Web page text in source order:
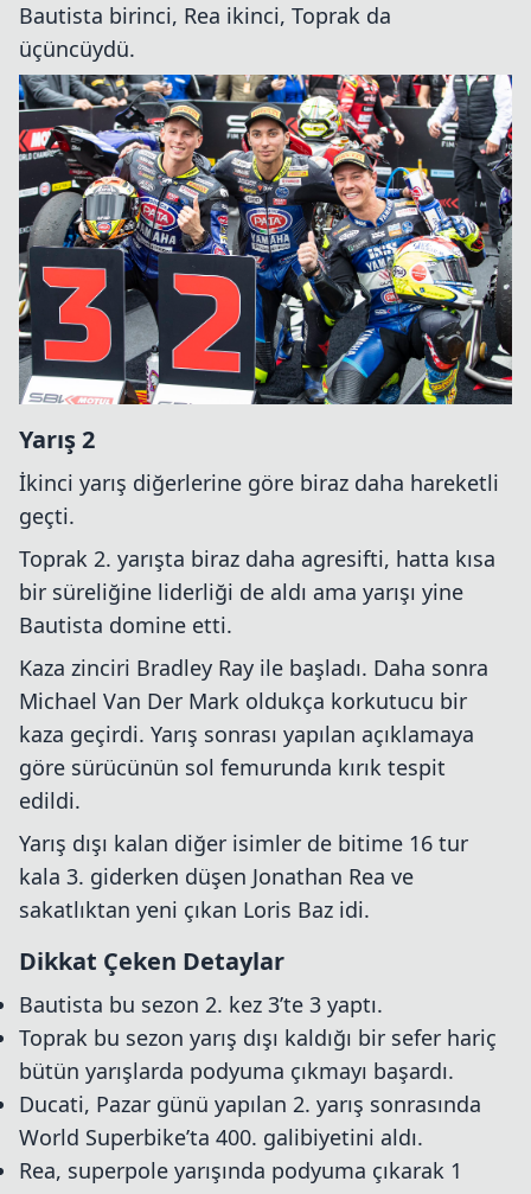
Bautista birinci, Rea ikinci, Toprak da
üçüncüydü.
Yarış 2
İkinci yarış diğerlerine göre biraz daha hareketli
geçti.
Toprak 2. yarışta biraz daha agresifti, hatta kısa
bir süreliğine liderliği de aldı ama yarışı yine
Bautista domine etti.
Kaza zinciri Bradley Ray ile başladı. Daha sonra
Michael Van Der Mark oldukça korkutucu bir
kaza geçirdi. Yarış sonrası yapılan açıklamaya
göre sürücünün sol femurunda kırık tespit
edildi.
Yarış dışı kalan diğer isimler de bitime 16 tur
kala 3. giderken düşen Jonathan Rea ve
sakatlıktan yeni çıkan Loris Baz idi.
Dikkat Çeken Detaylar
Bautista bu sezon 2. kez 3’te 3 yaptı.
Toprak bu sezon yarış dışı kaldığı bir sefer hariç
bütün yarışlarda podyuma çıkmayı başardı.
Ducati, Pazar günü yapılan 2. yarış sonrasında
World Superbike’ta 400. galibiyetini aldı.
Rea, superpole yarışında podyuma çıkarak 1